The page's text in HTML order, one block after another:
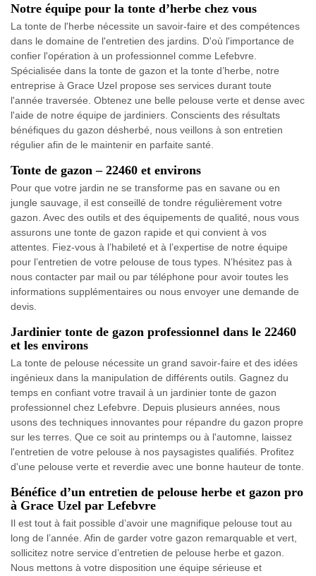
Notre équipe pour la tonte d’herbe chez vous
La tonte de l'herbe nécessite un savoir-faire et des compétences
dans le domaine de l'entretien des jardins. D'où l'importance de
confier l'opération à un professionnel comme Lefebvre.
Spécialisée dans la tonte de gazon et la tonte d’herbe, notre
entreprise à Grace Uzel propose ses services durant toute
l'année traversée. Obtenez une belle pelouse verte et dense avec
l'aide de notre équipe de jardiniers. Conscients des résultats
bénéfiques du gazon désherbé, nous veillons à son entretien
régulier afin de le maintenir en parfaite santé.
Tonte de gazon – 22460 et environs
Pour que votre jardin ne se transforme pas en savane ou en
jungle sauvage, il est conseillé de tondre régulièrement votre
gazon. Avec des outils et des équipements de qualité, nous vous
assurons une tonte de gazon rapide et qui convient à vos
attentes. Fiez-vous à l’habileté et à l’expertise de notre équipe
pour l’entretien de votre pelouse de tous types. N’hésitez pas à
nous contacter par mail ou par téléphone pour avoir toutes les
informations supplémentaires ou nous envoyer une demande de
devis.
Jardinier tonte de gazon professionnel dans le 22460
et les environs
La tonte de pelouse nécessite un grand savoir-faire et des idées
ingénieux dans la manipulation de différents outils. Gagnez du
temps en confiant votre travail à un jardinier tonte de gazon
professionnel chez Lefebvre. Depuis plusieurs années, nous
usons des techniques innovantes pour répandre du gazon propre
sur les terres. Que ce soit au printemps ou à l'automne, laissez
l'entretien de votre pelouse à nos paysagistes qualifiés. Profitez
d'une pelouse verte et reverdie avec une bonne hauteur de tonte.
Bénéfice d’un entretien de pelouse herbe et gazon pro
à Grace Uzel par Lefebvre
Il est tout à fait possible d’avoir une magnifique pelouse tout au
long de l’année. Afin de garder votre gazon remarquable et vert,
sollicitez notre service d’entretien de pelouse herbe et gazon.
Nous mettons à votre disposition une équipe sérieuse et